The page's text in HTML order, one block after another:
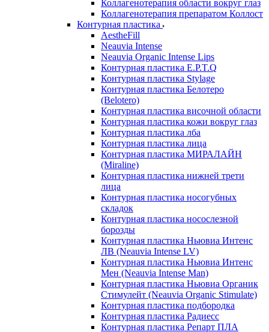
Коллагенотерапия области вокруг глаз
Коллагенотерапия препаратом Коллост
Контурная пластика
AestheFill
Neauvia Intense
Neauvia Organic Intense Lips
Контурная пластика E.P.T.Q
Контурная пластика Stylage
Контурная пластика Белотеро
(Belotero)
Контурная пластика височной области
Контурная пластика кожи вокруг глаз
Контурная пластика лба
Контурная пластика лица
Контурная пластика МИРАЛАЙН
(Miraline)
Контурная пластика нижней трети
лица
Контурная пластика носогубных
складок
Контурная пластика носослезной
борозды
Контурная пластика Ньювиа Интенс
ЛВ (Neauvia Intense LV)
Контурная пластика Ньювиа Интенс
Мен (Neauvia Intense Man)
Контурная пластика Ньювиа Органик
Стимулейт (Neauvia Organic Stimulate)
Контурная пластика подбородка
Контурная пластика Радиесс
Контурная пластика Репарт ПЛА